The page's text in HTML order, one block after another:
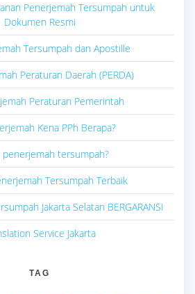
Penerjemah Tersumpah untuk
Dokumen Resmi
Tersumpah dan Apostille
Peraturan Daerah (PERDA)
Peraturan Pemerintah
Kena PPh Berapa?
penerjemah tersumpah?
Tersumpah Terbaik
Jakarta Selatan BERGARANSI
Service Jakarta
TAG